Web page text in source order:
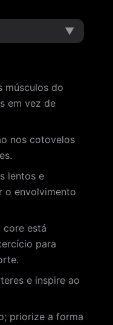
▼
músculos do
em vez de
nos cotovelos
lentos e
o envolvimento
core está
para
e inspire ao
priorize a forma